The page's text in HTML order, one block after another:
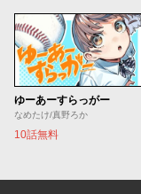
ゆーあーすらっがー
なめたけ/真野ろか
10話無料